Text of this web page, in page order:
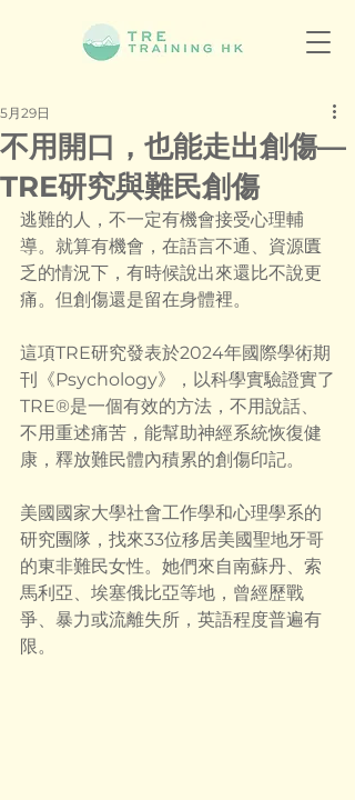
不用開口，也能走出創傷—
TRE研究與難民創傷
5月29日
逃難的人，不一定有機會接受心理輔
導。就算有機會，在語言不通、資源匱
乏的情況下，有時候說出來還比不說更
痛。但創傷還是留在身體裡。
這項TRE研究發表於2024年國際學術期
刊《Psychology》，以科學實驗證實了
TRE®是一個有效的方法，不用說話、
不用重述痛苦，能幫助神經系統恢復健
康，釋放難民體內積累的創傷印記。
美國國家大學社會工作學和心理學系的
研究團隊，找來33位移居美國聖地牙哥
的東非難民女性。她們來自南蘇丹、索
馬利亞、埃塞俄比亞等地，曾經歷戰
爭、暴力或流離失所，英語程度普遍有
限。